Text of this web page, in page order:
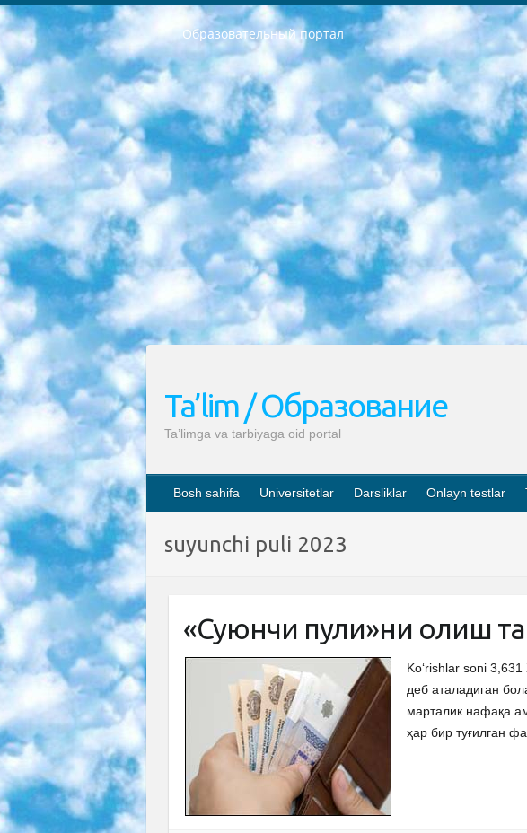
Образовательный портал
РЕСПУБЛИКА УЗБЕКИСТАН МИНИСТРЕРСТВО ДОШКОЛЬНОГО И ШКОЛЬНОГО ОБРАЗОВАНИЯ КОМАНДА в общеобразовательных учреждениях в 2023-2024 учебном году организация и проведение итоговой государственной аттестации обучающихся о Министра дошкольного и школьного образования Республики Узбекистан от 4 марта 2008 года (постановлением Минюста от 20 марта 2008 года № 1778 государственной регистрации) «Итоговое состояние учащихся общего среднего образования на основании положения об утверждении положения об аттестации общего среднего образования выпускной экзамен студентов в образовательных учреждениях в 2023-2024 учебном году В целях организации и прохождения аттестации приказываю: 1. Следующее: перечень предметов, по которым будет проводиться итоговая государственная аттестация и экзамен формы перевода согласно приложению 1; сертификаты международного образца, оценивающие уровень владения иностранными языками перечень согласно приложению 2; 2. Педагогический при специализированных образовательных учреждениях. научно-практический центр квалификации и международной оценки (Д.Давидова) 2024 г. До 25 марта: задания по предметам, по которым будет проводиться итоговая аттестация разработка и утверждение технических условий; итоговая аттестация на основании разработанного предметного задания разработка вопросов по предметам (устно и письменно), экзамен передача; общеобразовательные средние школы и специальные учебные заведения учащиеся выпускных классов школ и интернатов в агентской системе подготовка базы данных экзаменационных материалов и критериев оценки; перевод базы экзаменационных материалов на все языки обучения подать в Республиканский образовательный центр для изготовления; варианты экзаменов на основе разработанных контрольных материалов пусть будут поставлены задачи формирования. 3. Республиканский образовательный центр (Ш.Худайкулов) до 5 апреля 2024 года. до: база данных предоставленных экзаменационных материалов на все языки обучения перевод и экспертиза; для слепых, слабовидящих, глухих, слабослышащих и умственно отсталых детей учащиеся выпускных классов специализированных школ и школ-интернатов база данных экзаменационных материалов на всех преподаваемых языках подготовка критериев оценки; специализированные школы для умственно отсталых детей и технологии для учащихся выпускных классов школ-интернатов разработка соответствующих рекомендаций и критериев проведения ЕГЭ по естествознанию давать задания. 4. Педагогический при специализированных образовательных учреждениях. Научно-практический центр навыков и международной оценки (Д.Давидова), Республика образовательный центр (Худайкулов Ш.) итоговый государственный аттестационный экзамен ориентирован на творческое и логическое мышление при подготовке базы материалов учитывать введение заданий. 5. Следует отметить, что: сертификат государственного образца о знании общеобразовательного предмета и как минимум национальный уровень B1 по предметам на иностранных языках, указанным в Приложении 2. или международно признанный сертификат эквивалентного уровня студенты, изучающие определенный предмет, освобождаются от экзамена; по соответствующим предметам запланирована итоговая государственная аттестация за день до дня, путем жеребьевки Рабочей группой (в письменной форме по предметам, проводимым в форме) из числа сформированных вариантов выбрано 2 варианта; 2 выбранных варианта экзамена анонсированы на официальном сайте министерства и все выпускники по всей стране на основе этих вариантов проводит итоговую государственную аттестацию. 6. Государственное образование учащихся средних общеобразовательных учреждений. знания в соответствии с квалификационными требованиями, которые необходимо приобрести на основании стандартов итоговый (выпускной) контроль для 9 и 11 классов в целях тестирования Экзамены (далее – экзамены) состоят из предметов, перечисленных в приложении 1. будет сделано. 7. Экзамены пройдут
Ta’lim / Образование
Ta’limga va tarbiyaga oid portal
Bosh sahifa Universitetlar Darsliklar Onlayn testlar
suyunchi puli 2023
«Суюнчи пули»ни олиш
Ko‘rishlar soni
деб аталадиган
марталик нафақа
ҳар бир туғилган